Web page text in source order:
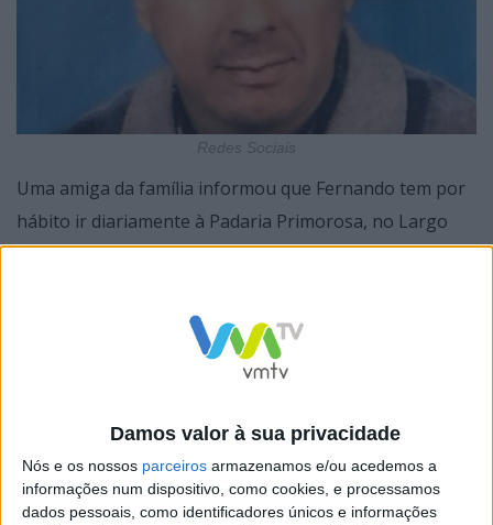
Damos valor à sua privacidade
Nós e os nossos parceiros armazenamos e/ou acedemos a
informações num dispositivo, como cookies, e processamos
dados pessoais, como identificadores únicos e informações
Redes Sociais
Uma amiga da família informou que Fernando tem por
hábito ir diariamente à Padaria Primorosa, no Largo
Senhora-a-Branca.
O homem vive sozinho e não teria problemas de saúde
O desaparecimento foi comunicado à PSP de Braga.